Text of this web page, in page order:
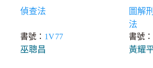
偵查法
書號： 1V77
巫聰昌
圖解
法
書號：
黃耀